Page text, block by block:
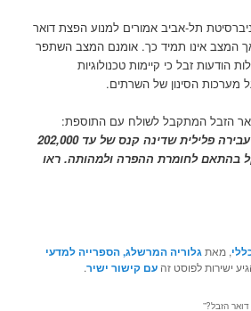
תל-אביב אמורים למנוע הפצת דואר
המצב אינו תמיד כך. אומנם המצב השתפר
הודעות זבל כי קיימות טכנולוגיות
מערכות הסינון של השרתים.
הזבל המתקבל לשולח עם התוספת:
"שליחת דואר זבל הנה עבירה פלילית שדינה קנס של עד 202,000
עד 67,300 שקל בהתאם לחומרת ההפרה ולמהותה. ראו
, מאתגלוריה המרשלג, הספרייה למדעי
ישירות לפוסט זהעם קישור ישיר.
הזבל?”